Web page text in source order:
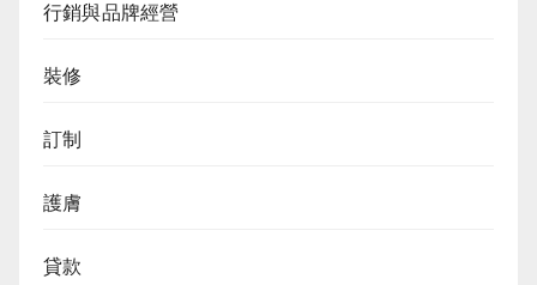
行銷與品牌經營
裝修
訂制
護膚
貸款